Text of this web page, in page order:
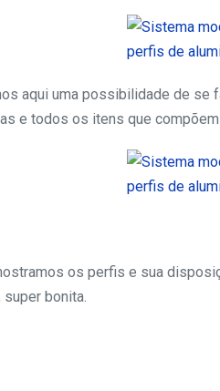
aqui uma possibilidade de se
e todos os itens que
os perfis e sua
super bonita.